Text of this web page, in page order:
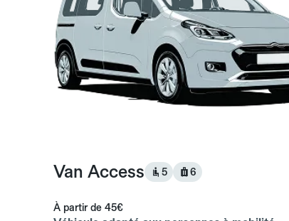
Van Access 5 6
À partir de 45€